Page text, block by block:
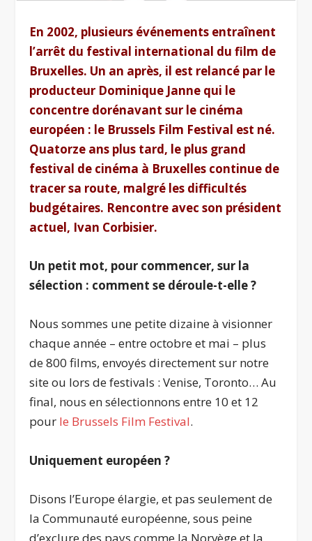
En 2002, plusieurs événements entraînent
l’arrêt du festival international du film de
Bruxelles. Un an après, il est relancé par le
producteur Dominique Janne qui le
concentre dorénavant sur le cinéma
européen : le Brussels Film Festival est né.
Quatorze ans plus tard, le plus grand
festival de cinéma à Bruxelles continue de
tracer sa route, malgré les difficultés
budgétaires. Rencontre avec son président
actuel, Ivan Corbisier.
Un petit mot, pour commencer, sur la
sélection : comment se déroule-t-elle ?
Nous sommes une petite dizaine à visionner
chaque année – entre octobre et mai – plus
de 800 films, envoyés directement sur notre
site ou lors de festivals : Venise, Toronto… Au
final, nous en sélectionnons entre 10 et 12
pour le Brussels Film Festival.
Uniquement européen ?
Disons l’Europe élargie, et pas seulement de
la Communauté européenne, sous peine
d’exclure des pays comme la Norvège et la